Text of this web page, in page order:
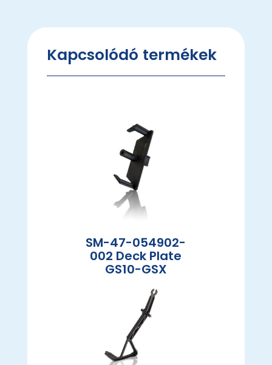
Kapcsolódó termékek
SM-47-054902-
002 Deck Plate
GS10-GSX